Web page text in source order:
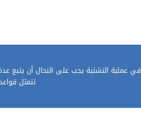
في عملية التشتية يجب على النحال أن يتبع
تتمثل